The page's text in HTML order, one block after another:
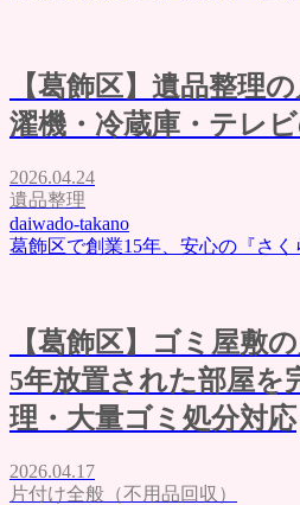
【葛飾区】遺品整理
濯機・冷蔵庫・テレ
2026.04.24
遺品整理
daiwado-takano
葛飾区で創業15年、安心の『さく
【葛飾区】ゴミ屋敷
5年放置された部屋を
理・大量ゴミ処分対応
2026.04.17
片付け全般（不用品回収）